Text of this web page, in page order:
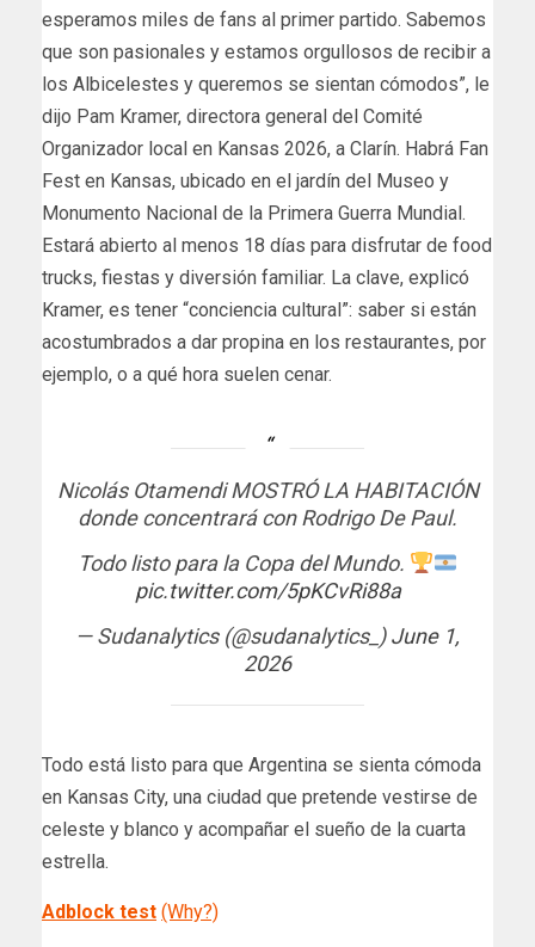
esperamos miles de fans al primer partido. Sabemos
que son pasionales y estamos orgullosos de recibir a
los Albicelestes y queremos se sientan cómodos”, le
dijo Pam Kramer, directora general del Comité
Organizador local en Kansas 2026, a Clarín. Habrá Fan
Fest en Kansas, ubicado en el jardín del Museo y
Monumento Nacional de la Primera Guerra Mundial.
Estará abierto al menos 18 días para disfrutar de food
trucks, fiestas y diversión familiar. La clave, explicó
Kramer, es tener “conciencia cultural”: saber si están
acostumbrados a dar propina en los restaurantes, por
ejemplo, o a qué hora suelen cenar.
Nicolás Otamendi MOSTRÓ LA HABITACIÓN
donde concentrará con Rodrigo De Paul.
Todo listo para la Copa del Mundo.
pic.twitter.com/5pKCvRi88a
— Sudanalytics (@sudanalytics_)June 1,
2026
Todo está listo para que Argentina se sienta cómoda
en Kansas City, una ciudad que pretende vestirse de
celeste y blanco y acompañar el sueño de la cuarta
estrella.
Adblock test (Why?)